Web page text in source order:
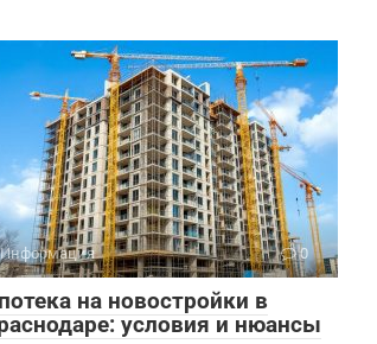
Информация 0
на новостройки в
условия и нюансы